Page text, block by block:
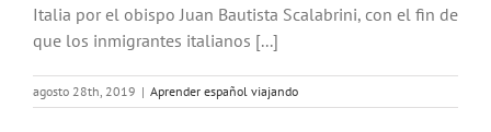
Italia por el obispo Juan Bautista Scalabrini, con el fin de
que los inmigrantes italianos [...]
agosto 28th, 2019 | Aprender español viajando